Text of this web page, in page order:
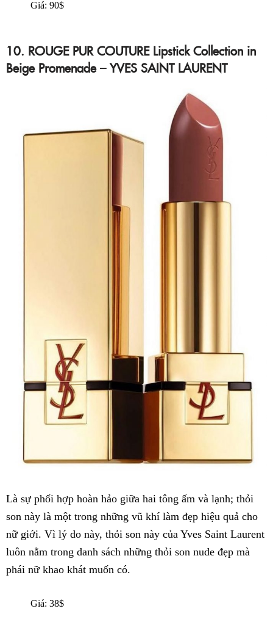
Giá: 90$
10. ROUGE PUR COUTURE Lipstick Collection in
Beige Promenade – YVES SAINT LAURENT
Là sự phối hợp hoàn hảo giữa hai tông ấm và lạnh; thỏi
son này là một trong những vũ khí làm đẹp hiệu quả cho
nữ giới. Vì lý do này, thỏi son này của Yves Saint Laurent
luôn nằm trong danh sách những thỏi son nude đẹp mà
phái nữ khao khát muốn có.
Giá: 38$